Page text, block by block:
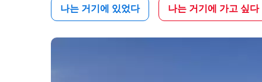
나는 거기에 있었다 나는 거기에 가고 싶다